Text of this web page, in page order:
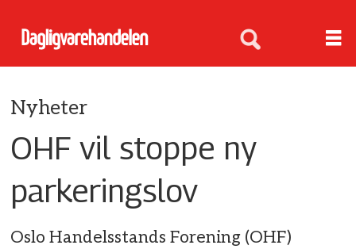
Nyheter
OHF vil stoppe ny
parkeringslov
Oslo Handelsstands Forening (OHF)